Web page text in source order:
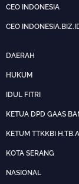
CEO INDONESIA
DAERAH
HUKUM
IDUL FITRI
KETUA DPD GAAS
KETUM TTKKBI
KOTA SERANG
NASIONAL